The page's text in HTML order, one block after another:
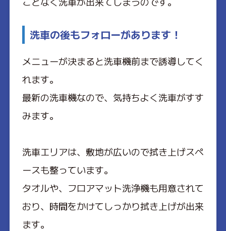
洗車の後もフォローがあります！
メニューが決まると洗車機前まで誘導してく
れます。
最新の洗車機なので、気持ちよく洗車がすす
みます。
洗車エリアは、敷地が広いので拭き上げスペ
ースも整っています。
タオルや、フロアマット洗浄機も用意されて
おり、時間をかけてしっかり拭き上げが出来
ます。